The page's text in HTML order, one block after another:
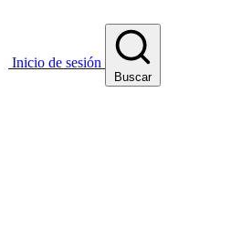
Inicio de sesión
Buscar